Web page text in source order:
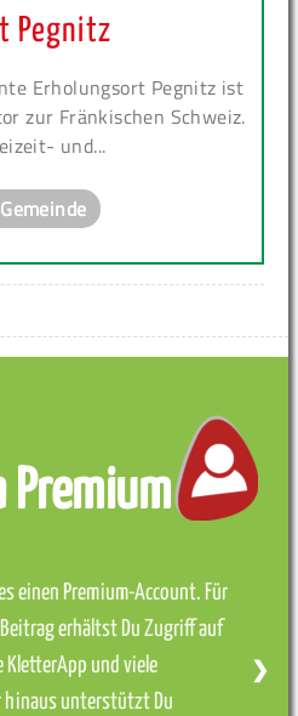
Pegnitz
Erholungsort Pegnitz ist
zur Fränkischen Schweiz.
und...
Premium
einen Premium-Account. Für
erhältst Du Zugriff auf
KletterApp und viele
hinaus unterstützt Du
❯